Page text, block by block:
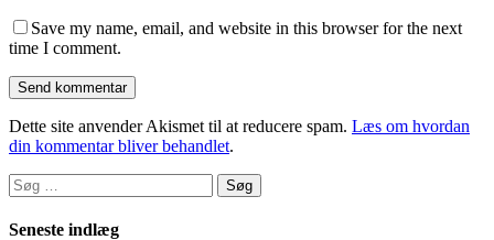
Save my name, email, and website in this browser for the next
time I comment.
Dette site anvender Akismet til at reducere spam. Læs om hvordan
din kommentar bliver behandlet.
Søg
efter:
Seneste indlæg